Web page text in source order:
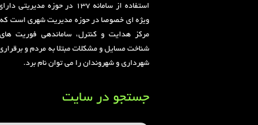
استفاده از سامانه ۱۳۷ در حوزه
ویژه ای خصوصا در حوزه مدیریت شهری است که
مرکز هدایت و کنترل، ساماندهی فوریت
شناخت مسایل و مشکلات مبتلا به مردم و
شهرداری و شهروندان را می توان نام برد.
جستجو در سایت